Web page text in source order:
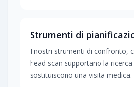
Strumenti di
I nostri strumenti di confronto,
head scan supportano la ricerca
sostituiscono una visita medica.